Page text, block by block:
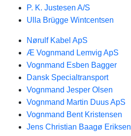
P. K. Justesen A/S
Ulla Brügge Wintcentsen
Nørulf Kabel ApS
Æ Vognmand Lemvig ApS
Vognmand Esben Bagger
Dansk Specialtransport
Vognmand Jesper Olsen
Vognmand Martin Duus ApS
Vognmand Bent Kristensen
Jens Christian Baagø Eriksen